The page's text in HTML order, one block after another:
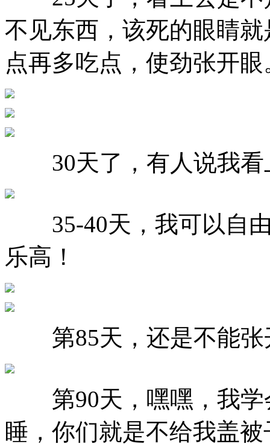
不见东西，该死的眼睛
点再多吃点，使劲张开眼
30天了，有人说我看
35-40天，我可以自由
乐高！
第85天，还是不能张
第90天，嘿嘿，我学
睡，你们就是不给我盖